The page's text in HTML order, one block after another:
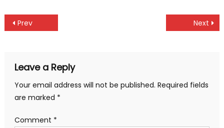
Post
Prev Next
Leave a Reply
Your email address will not be published. Required fields
are marked *
Comment *